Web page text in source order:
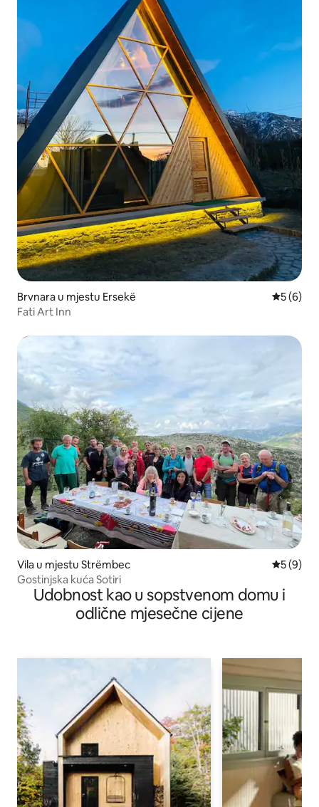
Brvnara u mjestu Ersekë
5 (6)
Fati Art Inn
Vila u mjestu Strëmbec
5 (9)
Gostinjska kuća Sotiri
Udobnost kao u sopstvenom domu i
odlične mjesečne cijene